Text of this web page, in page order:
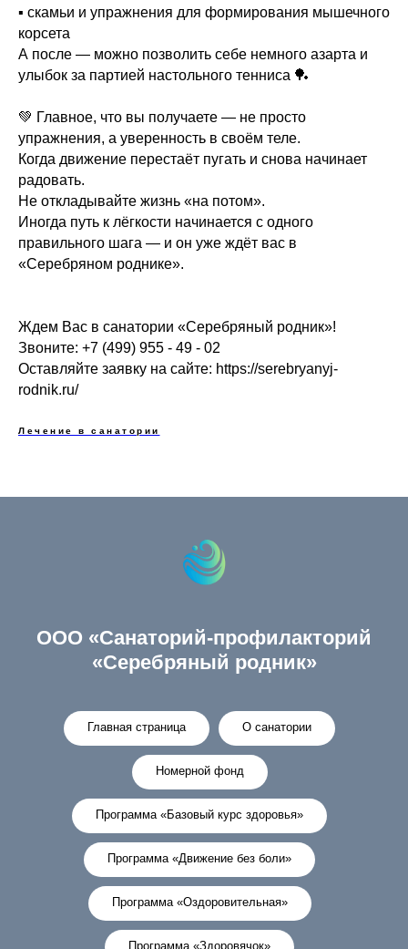
▪️ скамьи и упражнения для формирования мышечного
корсета
А после — можно позволить себе немного азарта и
улыбок за партией настольного тенниса 🏓
💚 Главное, что вы получаете — не просто
упражнения, а уверенность в своём теле.
Когда движение перестаёт пугать и снова начинает
радовать.
Не откладывайте жизнь «на потом».
Иногда путь к лёгкости начинается с одного
правильного шага — и он уже ждёт вас в
«Серебряном роднике».
Ждем Вас в санатории «Серебряный родник»!
Звоните: +7 (499) 955 - 49 - 02
Оставляйте заявку на сайте: https://serebryanyj-
rodnik.ru/
Лечение в санатории
ООО «Санаторий-профилакторий
«Серебряный родник»
Главная страница О санатории
Номерной фонд
Программа «Базовый курс здоровья»
Программа «Движение без боли»
Программа «Оздоровительная»
Программа «Здоровячок»